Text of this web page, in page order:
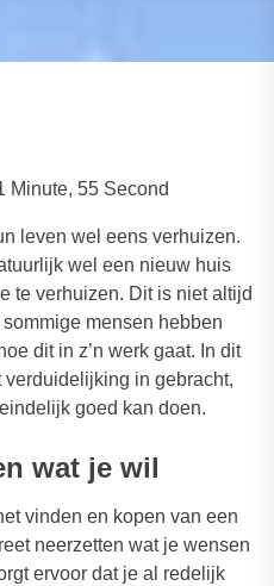
Minute, 55 Second
leven wel eens verhuizen.
wel een nieuw huis
te verhuizen. Dit is niet altijd
mensen hebben
dit in z’n werk gaat. In dit
verduidelijking in gebracht,
goed kan doen.
wat je wil
vinden en kopen van een
neerzetten wat je wensen
ervoor dat je al redelijk